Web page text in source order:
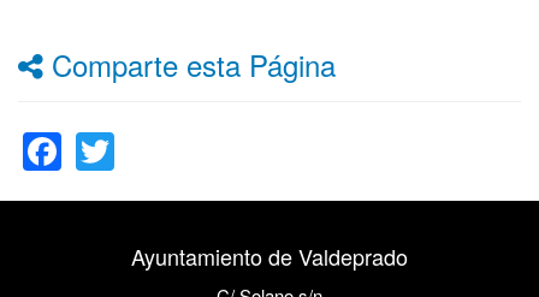
Comparte esta Página
Facebook
Ayuntamiento de Valdeprado